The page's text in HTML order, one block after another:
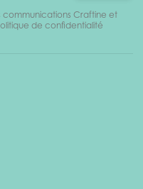
communications Craftine et
de confidentialité